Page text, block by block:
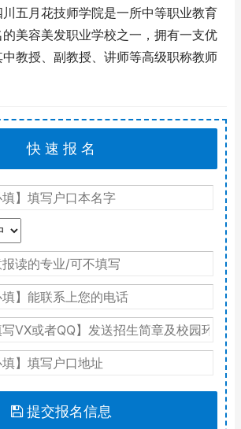
五月花技师学院是一所中等职业教育
美容美发职业学校之一，拥有一支优
教授、副教授、讲师等高级职称教师
提交报名信息